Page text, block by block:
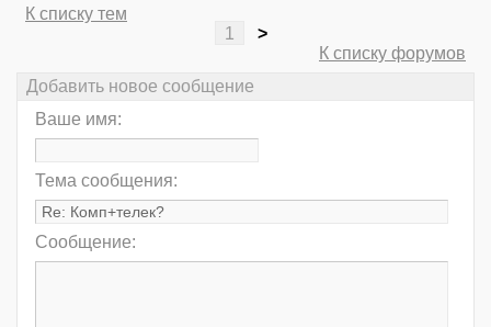
К списку тем
1
>
К списку форумов
Добавить новое сообщение
Ваше имя:
Тема сообщения:
Сообщение: